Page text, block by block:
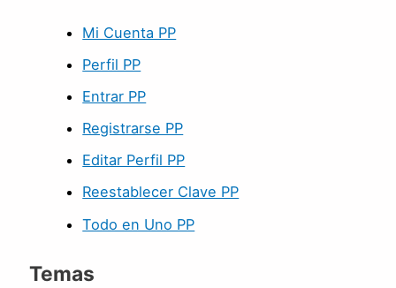
Mi Cuenta PP
Perfil PP
Entrar PP
Registrarse PP
Editar Perfil PP
Reestablecer Clave PP
Todo en Uno PP
Temas